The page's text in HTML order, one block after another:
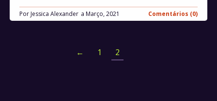
Por Jessica Alexander Março, 2021 Comentários (0)
← 1 2